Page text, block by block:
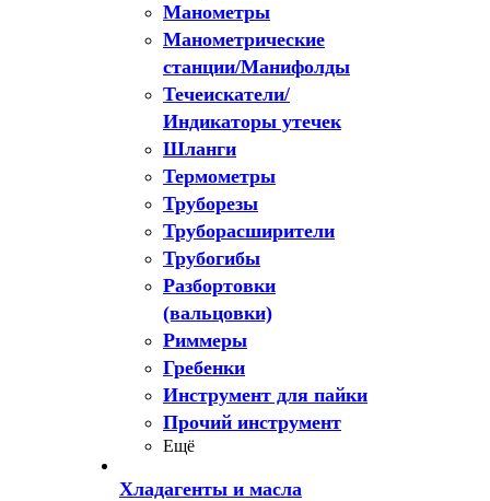
Манометры
Манометрические
станции/Манифолды
Течеискатели/
Индикаторы утечек
Шланги
Термометры
Труборезы
Труборасширители
Трубогибы
Разбортовки
(вальцовки)
Риммеры
Гребенки
Инструмент для пайки
Прочий инструмент
Ещё
Хладагенты и масла